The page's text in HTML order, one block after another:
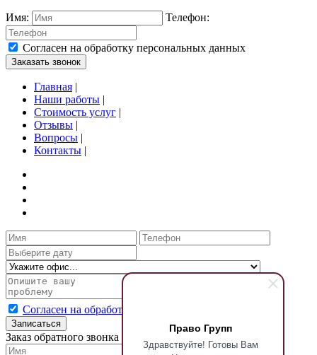
Право Групп
Здравствуйте! Готовы Вам
Имя: Телефон:
Согласен на обработку персональных данных
Заказать звонок
Главная |
Наши работы |
Стоимость услуг |
Отзывы |
Вопросы |
Контакты |
Согласен на обработку персональных данных
Записаться
Заказ обратного звонка